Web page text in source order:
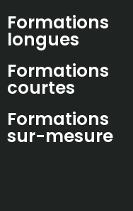
Formations
longues
Formations
courtes
Formations
sur-mesure